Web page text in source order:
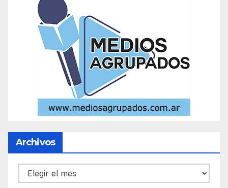
Archivos
Archivos